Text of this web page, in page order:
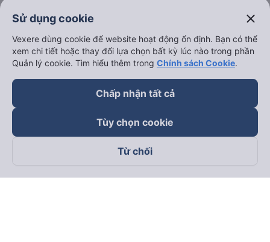
Theo dõi chúng tôi trên
Sử dụng cookie close
Vexere dùng cookie để website hoạt động ổn định. Bạn có thể
xem chi tiết hoặc thay đổi lựa chọn bất kỳ lúc nào trong phần
Quản lý cookie. Tìm hiểu thêm trong Chính sách Cookie.
Chấp nhận tất cả
Tùy chọn cookie
Từ chối